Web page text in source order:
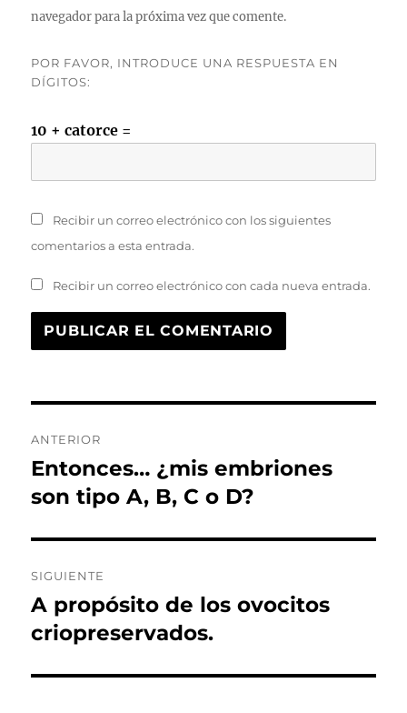
navegador para la próxima vez que comente.
POR FAVOR, INTRODUCE UNA RESPUESTA EN
DÍGITOS:
10 + catorce =
Recibir un correo electrónico con los siguientes
comentarios a esta entrada.
Recibir un correo electrónico con cada nueva entrada.
de
entradas
ANTERIOR
Entrada
anterior:
Entonces… ¿mis embriones
son tipo A, B, C o D?
SIGUIENTE
Entrada
siguiente:
A propósito de los ovocitos
criopreservados.